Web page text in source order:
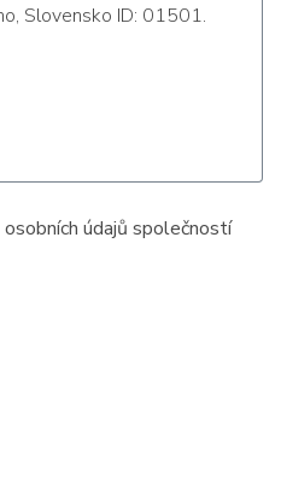
osobních údajů společností